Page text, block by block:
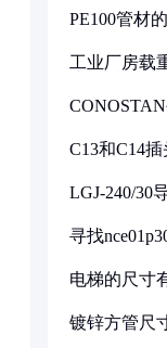
PE100管材
工业厂房载
C13和C14
LGJ-240/30
寻找
电梯的尺寸
镀锌方管尺